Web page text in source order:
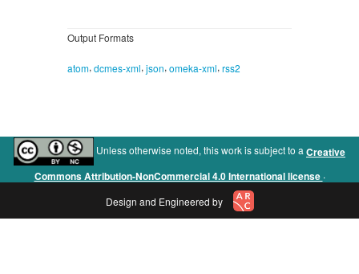
Output Formats
atom, dcmes-xml, json, omeka-xml, rss2
Unless otherwise noted, this work is subject to a Creative
Commons Attribution-NonCommercial 4.0 International license .
Design and Engineered by